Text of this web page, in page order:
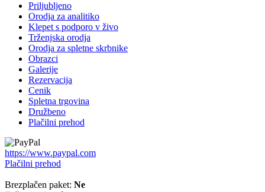
Priljubljeno
Orodja za analitiko
Klepet s podporo v živo
Trženjska orodja
Orodja za spletne skrbnike
Obrazci
Galerije
Rezervacija
Cenik
Spletna trgovina
Družbeno
Plačilni prehod
https://www.paypal.com
Plačilni prehod
Brezplačen paket: Ne